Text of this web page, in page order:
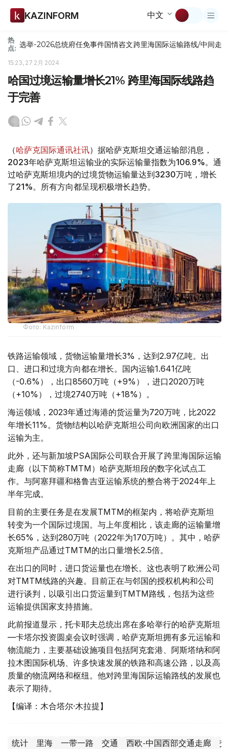
KAZINFORM 中文
热
点: 选举-2026总统府任免事件国情咨文跨里海国际运输路线/中间走廊
15:23, 27 2月 2024
哈国过境运输量增长21% 跨里海国际线路趋
于完善
（哈萨克国际通讯社讯）据哈萨克斯坦交通运输部消息，
2023年哈萨克斯坦运输业的实际运输量指数为106.9%。通
过哈萨克斯坦境内的过境货物运输量达到3230万吨，增长
了21%。所有方向都呈现积极增长趋势。
Фото: Kazinform
铁路运输领域，货物运输量增长3%，达到2.97亿吨。出
口、进口和过境方向都在增长。国内运输1.641亿吨
（-0.6%），出口8560万吨（+9%），进口2020万吨
（+10%），过境2740万吨（+18%）。
海运领域，2023年通过海港的货运量为720万吨，比2022
年增长11%。货物结构以哈萨克斯坦公司向欧洲国家的出口
运输为主。
此外，还与新加坡PSA国际公司联合开展了跨里海国际运输
走廊（以下简称TMTM）哈萨克斯坦段的数字化试点工
作。与阿塞拜疆和格鲁吉亚运输系统的整合将于2024年上
半年完成。
目前的主要任务是在发展TMTM的框架内，将哈萨克斯坦
转变为一个国际过境国。与上年度相比，该走廊的运输量增
长65%，达到280万吨（2022年为170万吨）。其中，哈萨
克斯坦产品通过TMTM的出口量增长2.5倍。
在出口的同时，进口货运量也在增长。这也表明了欧洲公司
对TMTM线路的兴趣。目前正在与邻国的授权机构和公司
进行谈判，以吸引出口货运量到TMTM路线，包括为这些
运输提供国家支持措施。
此前报道显示，托卡耶夫总统出席在多哈举行的哈萨克斯坦
—卡塔尔投资圆桌会议时强调，哈萨克斯坦拥有多元运输和
物流能力，主要基础设施项目包括阿克套港、阿斯塔纳和阿
拉木图国际机场、许多快速发展的铁路和高速公路，以及高
质量的物流网络和枢纽。他对跨里海国际运输路线的发展也
表示了期待。
【编译：木合塔尔·木拉提】
统计 里海 一带一路 交通 西欧-中国西部交通走廊